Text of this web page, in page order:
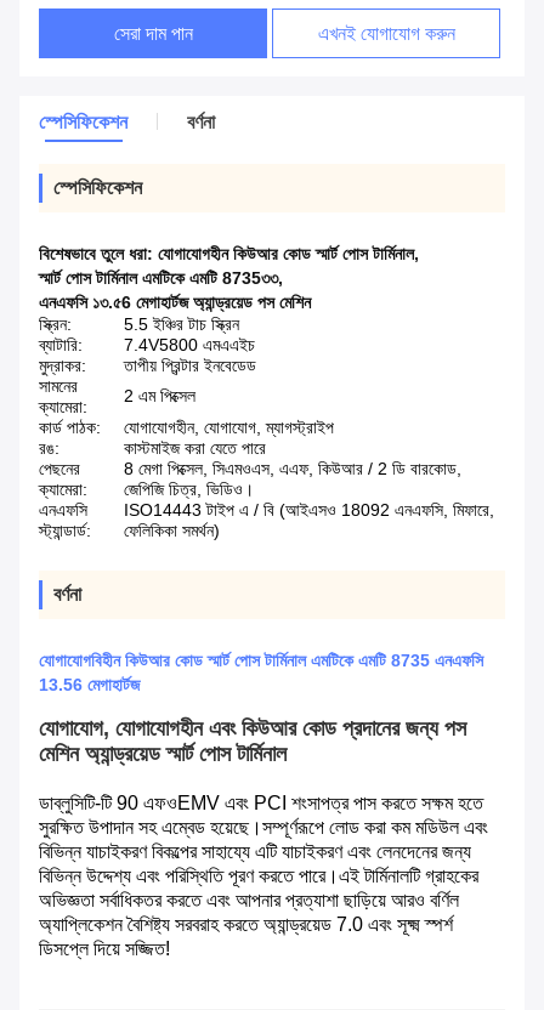
সেরা দাম পান এখনই যোগাযোগ করুন
স্পেসিফিকেশন বর্ণনা
স্পেসিফিকেশন
বিশেষভাবে তুলে ধরা: যোগাযোগহীন কিউআর কোড স্মার্ট পোস টার্মিনাল,
স্মার্ট পোস টার্মিনাল এমটিকে এমটি 8735৩৩,
এনএফসি ১৩.৫6 মেগাহার্টজ অ্যান্ড্রয়েড পস মেশিন
স্ক্রিন:
5.5 ইঞ্চির টাচ স্ক্রিন
ব্যাটারি:
7.4V5800 এমএএইচ
মুদ্রাকর:
তাপীয় প্রিন্টার ইনবেডেড
সামনের
ক্যামেরা:
2 এম পিক্সেল
কার্ড পাঠক:
যোগাযোগহীন, যোগাযোগ, ম্যাগস্ট্রাইপ
রঙ:
কাস্টমাইজ করা যেতে পারে
পেছনের
ক্যামেরা:
8 মেগা পিক্সেল, সিএমওএস, এএফ, কিউআর / 2 ডি বারকোড,
জেপিজি চিত্র, ভিডিও।
এনএফসি
স্ট্যান্ডার্ড:
ISO14443 টাইপ এ / বি (আইএসও 18092 এনএফসি, মিফারে,
ফেলিকিকা সমর্থন)
বর্ণনা
যোগাযোগবিহীন কিউআর কোড স্মার্ট পোস টার্মিনাল এমটিকে এমটি 8735 এনএফসি
13.56 মেগাহার্টজ
যোগাযোগ, যোগাযোগহীন এবং কিউআর কোড প্রদানের জন্য পস
মেশিন অ্যান্ড্রয়েড স্মার্ট পোস টার্মিনাল
ডাব্লুসিটি-টি 90 এফওEMV এবং PCI শংসাপত্র পাস করতে সক্ষম হতে
সুরক্ষিত উপাদান সহ এম্বেড হয়েছে।সম্পূর্ণরূপে লোড করা কম মডিউল এবং
বিভিন্ন যাচাইকরণ বিকল্পের সাহায্যে এটি যাচাইকরণ এবং লেনদেনের জন্য
বিভিন্ন উদ্দেশ্য এবং পরিস্থিতি পূরণ করতে পারে।এই টার্মিনালটি গ্রাহকের
অভিজ্ঞতা সর্বাধিকতর করতে এবং আপনার প্রত্যাশা ছাড়িয়ে আরও বর্ণিল
অ্যাপ্লিকেশন বৈশিষ্ট্য সরবরাহ করতে অ্যান্ড্রয়েড 7.0 এবং সূক্ষ্ম স্পর্শ
ডিসপ্লে দিয়ে সজ্জিত!